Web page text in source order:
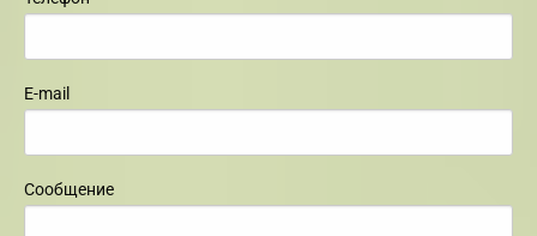
E-mail
Сообщение